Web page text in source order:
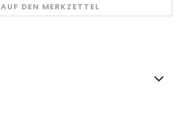
AUF DEN MERKZETTEL